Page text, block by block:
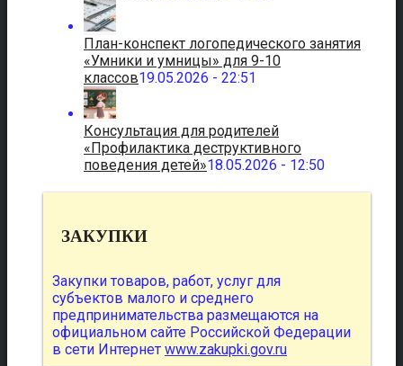
План-конспект логопедического занятия
«Умники и умницы» для 9-10
классов19.05.2026 - 22:51
Консультация для родителей
«Профилактика деструктивного
поведения детей»18.05.2026 - 12:50
ЗАКУПКИ
Закупки товаров, работ, услуг для
субъектов малого и среднего
предпринимательства размещаются на
официальном сайте Российской Федерации
в сети Интернет www.zakupki.gov.ru